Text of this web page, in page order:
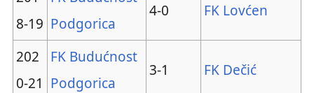
8-19 Podgorica
4-0 FK Lovćen
202
0-21
FK Budućnost
Podgorica
3-1 FK Dečić